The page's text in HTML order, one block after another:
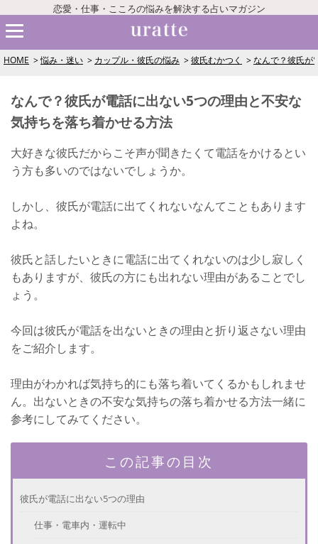
恋愛・仕事・こころの悩みを解決する占いマガジン
HOME 悩み・迷い カップル・彼氏の悩み 彼氏むかつく なんで？彼氏が
なんで？彼氏が電話に出ない5つの理由と不安な
気持ちを落ち着かせる方法
大好きな彼氏だからこそ声が聞きたくて電話をかけるとい
う方も多いのではないでしょうか。
しかし、彼氏が電話に出てくれないなんてこともあります
よね。
彼氏と話したいときに電話に出てくれないのは少し寂しく
もありますが、彼氏の方にも出れない理由があることでし
ょう。
今回は彼氏が電話を出ないときの理由と折り返さない理由
をご紹介します。
理由がわかれば気持ち的にも落ち着いてくるかもしれませ
ん。出ないときの不安な気持ちの落ち着かせる方法一緒に
参考にしてみてください。
この記事の目次
彼氏が電話に出ない5つの理由
仕事・電車内・運転中